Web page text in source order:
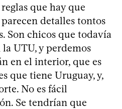
que hay que
detalles tontos
Son chicos que todavía
UTU, y perdemos
en el interior, que es
que tiene Uruguay, y,
No es fácil
Se tendrían que